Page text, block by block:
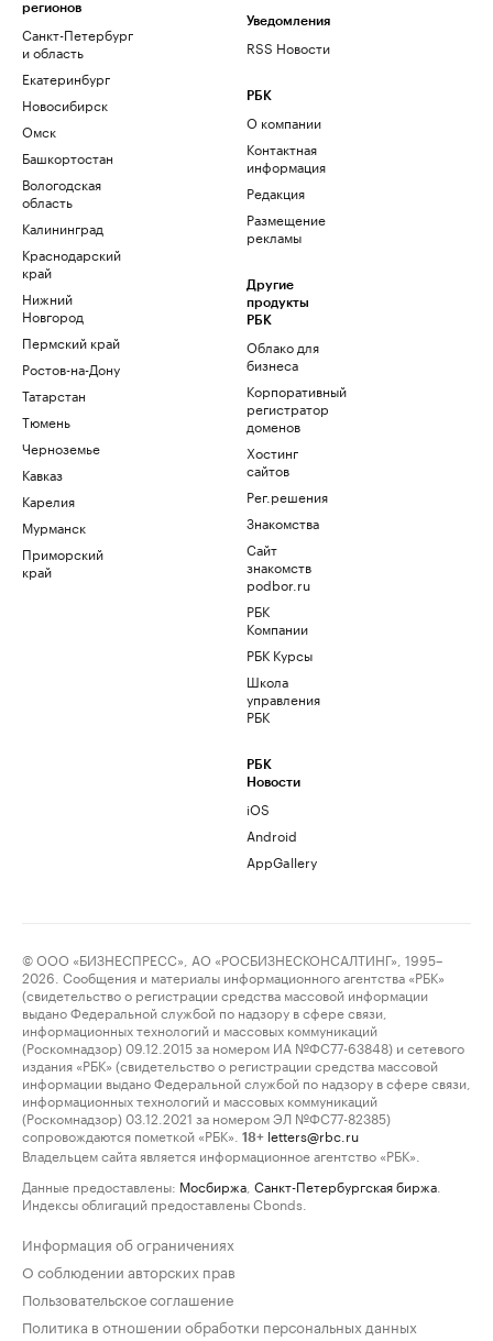
регионов
Санкт-Петербург
и область
Екатеринбург
Новосибирск
Омск
Башкортостан
Вологодская
область
Калининград
Краснодарский
край
Нижний
Новгород
Пермский край
Ростов-на-Дону
Татарстан
Тюмень
Черноземье
Кавказ
Карелия
Мурманск
Приморский
край
Уведомления
RSS Новости
РБК
О компании
Контактная
информация
Редакция
Размещение
рекламы
Другие
продукты
РБК
Облако для
бизнеса
Корпоративный
регистратор
доменов
Хостинг
сайтов
Рег.решения
Знакомства
Сайт
знакомств
podbor.ru
РБК
Компании
РБК Курсы
Школа
управления
РБК
РБК
Новости
iOS
Android
AppGallery
© ООО «БИЗНЕСПРЕСС», АО «РОСБИЗНЕСКОНСАЛТИНГ», 1995–
2026. Сообщения и материалы информационного агентства «РБК»
(свидетельство о регистрации средства массовой информации
выдано Федеральной службой по надзору в сфере связи,
информационных технологий и массовых коммуникаций
(Роскомнадзор) 09.12.2015 за номером ИА №ФС77-63848) и сетевого
издания «РБК» (свидетельство о регистрации средства массовой
информации выдано Федеральной службой по надзору в сфере связи,
информационных технологий и массовых коммуникаций
(Роскомнадзор) 03.12.2021 за номером ЭЛ №ФС77-82385)
сопровождаются пометкой «РБК».
18+ letters@rbc.ru
Владельцем сайта является информационное агентство «РБК».
Данные предоставлены: Мосбиржа Санкт-Петербургская биржа
Индексы облигаций предоставлены Cbonds.
Информация об ограничениях
О соблюдении авторских прав
Пользовательское соглашение
Политика в отношении обработки персональных данных